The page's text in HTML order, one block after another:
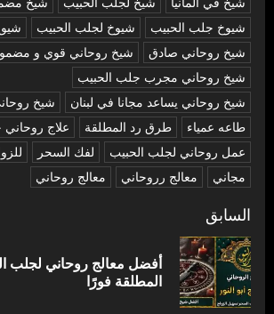
شيوخ جلب الحبيب
شيوخ لجلب الحبيب
شیخ روحاني صادق
شیخ روحاني قوي و
شیخ روحاني مجرب جلب الحبيب
شیخ روحاني يساعد مجانا في لبنان
شیخ
طاعه عمياء
طرق رد المطلقة
علاج
عمل روحاني لجلب الحبيب
لفك السحر
مجاني
معالج رروحاني معالج روحاني
تصفّح
المقالات
السابق
أفضل معالج روحاني لجلب
المطلقة فورًا